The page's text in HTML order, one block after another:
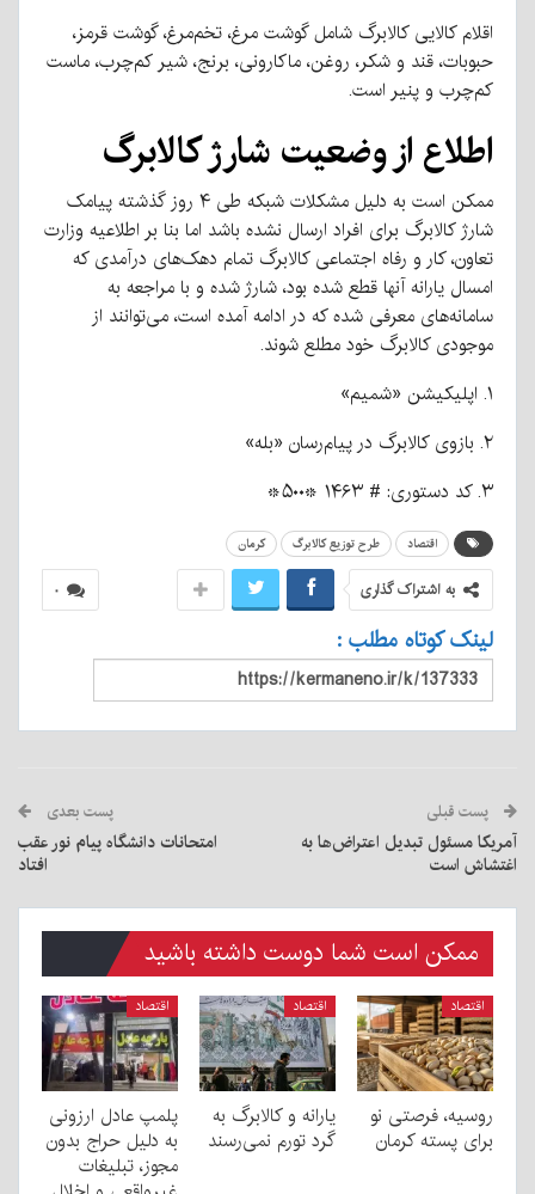
اقلام کالایی کالابرگ شامل گوشت مرغ، تخم‌مرغ، گوشت قرمز،
حبوبات، قند و شکر، روغن، ماکارونی، برنج، شیر کم‌چرب، ماست
کم‌چرب و پنیر است.
اطلاع از وضعیت شارژ کالابرگ
ممکن است به دلیل مشکلات شبکه طی ۴ روز گذشته پیامک
شارژ کالابرگ برای افراد ارسال نشده باشد اما بنا بر اطلاعیه وزارت
تعاون، کار و رفاه اجتماعی کالابرگ تمام دهک‌های درآمدی که
امسال یارانه آنها قطع شده بود، شارژ شده و با مراجعه به
سامانه‌های معرفی شده که در ادامه آمده است، می‌توانند از
موجودی کالابرگ خود مطلع شوند.
۱. اپلیکیشن «شمیم»
۲. بازوی کالابرگ در پیام‌رسان «بله»
۳. کد دستوری: # ۱۴۶۳ *۵۰۰*
اقتصاد طرح توزیع کالابرگ کرمان
۰ به اشتراک گذاری
لینک کوتاه مطلب :
پست قبلی
آمریکا مسئول تبدیل اعتراض‌ها به
اغتشاش است
پست بعدی
امتحانات دانشگاه پیام نور عقب
افتاد
ممکن است شما دوست داشته باشید
اقتصاد
روسیه، فرصتی نو
برای پسته کرمان
اقتصاد
یارانه و کالابرگ به
گرد تورم نمی‌رسند
اقتصاد
پلمپ عادل ارزونی
به دليل حراج بدون
مجوز، تبليغات